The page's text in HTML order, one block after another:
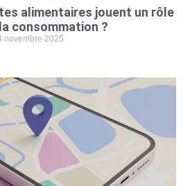
alimentaires jouent un rôle
consommation ?
novembre 2025